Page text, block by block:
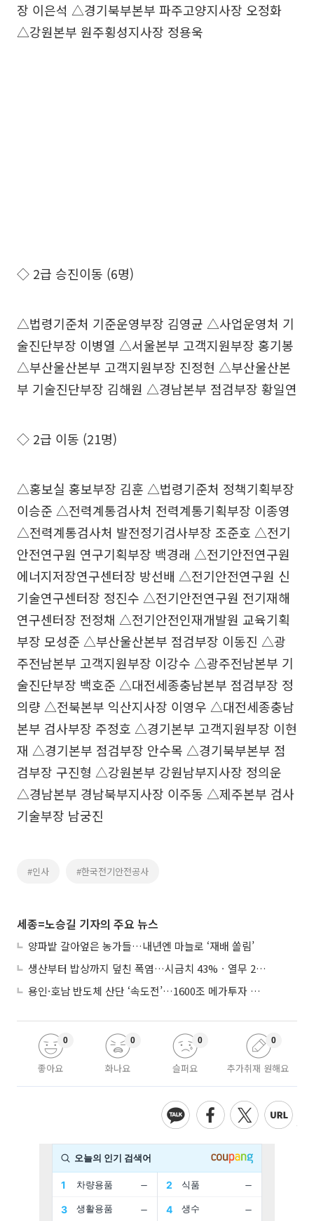
장 이은석 △경기북부본부 파주고양지사장 오정화
△강원본부 원주횡성지사장 정용욱
◇ 2급 승진이동 (6명)
△법령기준처 기준운영부장 김영균 △사업운영처 기
술진단부장 이병열 △서울본부 고객지원부장 홍기봉
△부산울산본부 고객지원부장 진정현 △부산울산본
부 기술진단부장 김해원 △경남본부 점검부장 황일연
◇ 2급 이동 (21명)
△홍보실 홍보부장 김훈 △법령기준처 정책기획부장
이승준 △전력계통검사처 전력계통기획부장 이종영
△전력계통검사처 발전정기검사부장 조준호 △전기
안전연구원 연구기획부장 백경래 △전기안전연구원
에너지저장연구센터장 방선배 △전기안전연구원 신
기술연구센터장 정진수 △전기안전연구원 전기재해
연구센터장 전정채 △전기안전인재개발원 교육기획
부장 모성준 △부산울산본부 점검부장 이동진 △광
주전남본부 고객지원부장 이강수 △광주전남본부 기
술진단부장 백호준 △대전세종충남본부 점검부장 정
의량 △전북본부 익산지사장 이영우 △대전세종충남
본부 검사부장 주정호 △경기본부 고객지원부장 이현
재 △경기본부 점검부장 안수목 △경기북부본부 점
검부장 구진형 △강원본부 강원남부지사장 정의운
△경남본부 경남북부지사장 이주동 △제주본부 검사
기술부장 남궁진
#인사 #한국전기안전공사
세종=노승길 기자의 주요 뉴스
양파밭 갈아엎은 농가들…내년엔 마늘로 ‘재배 쏠림’
생산부터 밥상까지 덮친 폭염…시금치 43%ㆍ열무 28% 급등
용인·호남 반도체 산단 ‘속도전’…1600조 메가투자 이행 총력
좋아요
0
화나요
0
슬퍼요
0
추가취재 원해요
0